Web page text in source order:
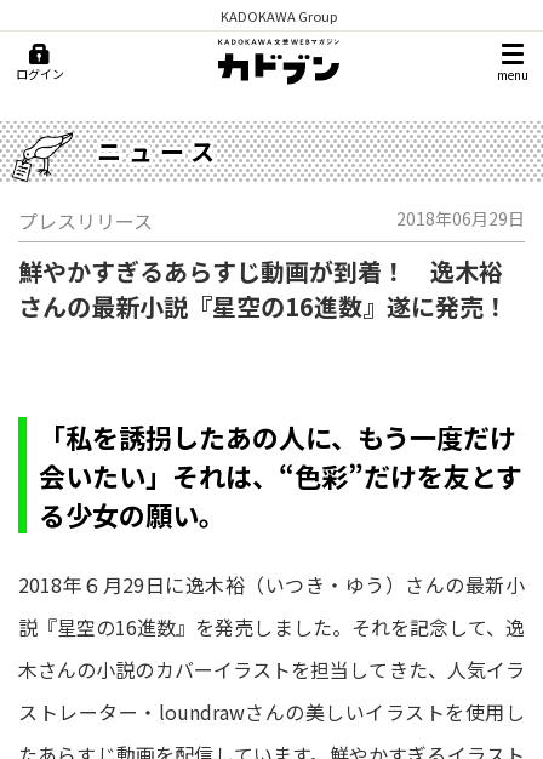
KADOKAWA Group
ログイン menu
ニュース
プレスリリース 2018年06月29日
鮮やかすぎるあらすじ動画が到着！ 逸木裕
さんの最新小説『星空の16進数』遂に発売！
「私を誘拐したあの人に、もう一度だけ
会いたい」それは、“色彩”だけを友とす
る少女の願い。
2018年６月29日に逸木裕（いつき・ゆう）さんの最新小
説『星空の16進数』を発売しました。それを記念して、逸
木さんの小説のカバーイラストを担当してきた、人気イラ
ストレーター・loundrawさんの美しいイラストを使用し